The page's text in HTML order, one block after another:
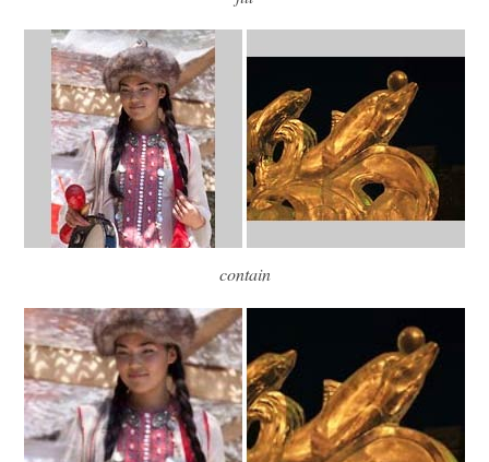
contain
border-right
border-right-color
border-right-style
border-right-width
border-spacing
border-start-end-radius
border-start-start-radius
border-style
border-top-color
border-top-left-radius
border-top-right-radius
border-top-style
border-top-width
border-width